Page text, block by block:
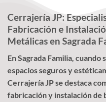
Cerrajería JP:
Fabricación e
Metálicas en Sagrada
En Sagrada Familia,
espacios seguros y
Cerrajería JP se destaca
fabricación y instalación de